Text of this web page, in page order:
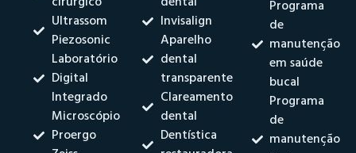
Ultrassom
Piezosonic
Laboratório
Digital
Integrado
Microscópio
Proergo
Invisalign
Aparelho
dental
transparente
Clareamento
dental
Dentística
Programa
de
manutenção
em saúde
bucal
Programa
de
manutenção